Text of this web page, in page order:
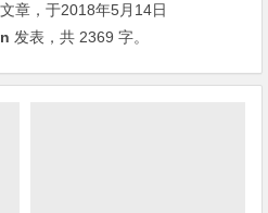
章，于2018年5月14日
发表，共 2369 字。